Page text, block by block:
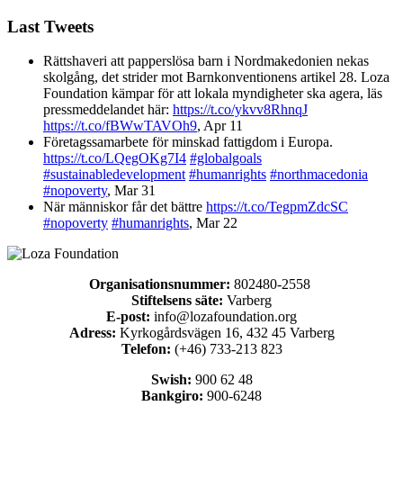
Last Tweets
Rättshaveri att papperslösa barn i Nordmakedonien nekas
skolgång, det strider mot Barnkonventionens artikel 28. Loza
Foundation kämpar för att lokala myndigheter ska agera, läs
pressmeddelandet här: https://t.co/ykvv8RhnqJ
https://t.co/fBWwTAVOh9, Apr 11
Företagssamarbete för minskad fattigdom i Europa.
https://t.co/LQegOKg7I4 #globalgoals
#sustainabledevelopment #humanrights #northmacedonia
#nopoverty, Mar 31
När människor får det bättre https://t.co/TegpmZdcSC
#nopoverty #humanrights, Mar 22
Organisationsnummer: 802480-2558
Stiftelsens säte: Varberg
E-post: info@lozafoundation.org
Adress: Kyrkogårdsvägen 16, 432 45 Varberg
Telefon: (+46) 733-213 823
Swish: 900 62 48
Bankgiro: 900-6248